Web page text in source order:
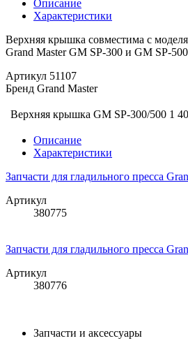
Описание
Характеристики
Верхняя крышка совместима с
Grand Master GM SP-300 и GM SP-500
Артикул 51107
Бренд Grand Master
Верхняя крышка GM SP-300/500 1
Описание
Характеристики
Запчасти для гладильного пресса
Артикул
380775
Запчасти для гладильного пресса
Артикул
380776
Запчасти и аксессуары